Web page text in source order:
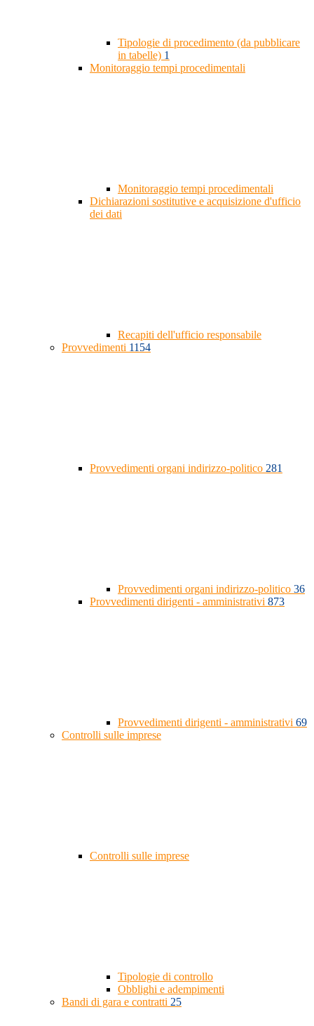
Tipologie di procedimento (da pubblicare
in tabelle) 1
Monitoraggio tempi procedimentali
Monitoraggio tempi procedimentali
Dichiarazioni sostitutive e acquisizione d'ufficio
dei dati
Recapiti dell'ufficio responsabile
Provvedimenti 1154
Provvedimenti organi indirizzo-politico 281
Provvedimenti organi indirizzo-politico 36
Provvedimenti dirigenti - amministrativi 873
Provvedimenti dirigenti - amministrativi 69
Controlli sulle imprese
Controlli sulle imprese
Tipologie di controllo
Obblighi e adempimenti
Bandi di gara e contratti 25